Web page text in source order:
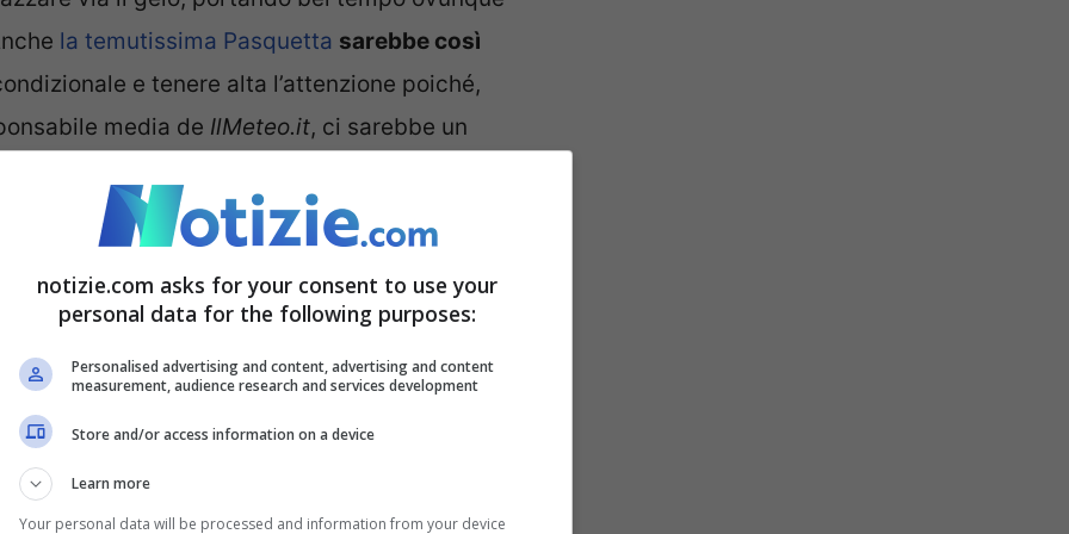
la temutissima Pasquetta sarebbe così
e tenere alta l’attenzione poiché,
media de IlMeteo.it, ci sarebbe un
medio Adriatico e al sud, con nevicate a
al Meridione. –ha detto Tedici– Anche il
mareggiate
sulle coste abruzzesi, molisane,
dopo la tantissima pioggia caduta, il
massimo livello
ci sarà in tutta l’Italia un
notizie.com asks for your consent to use your
personal data for the following purposes:
Personalised advertising and content, advertising and content
measurement, audience research and services development
Store and/or access information on a device
Learn more
Your personal data will be processed and information from your device